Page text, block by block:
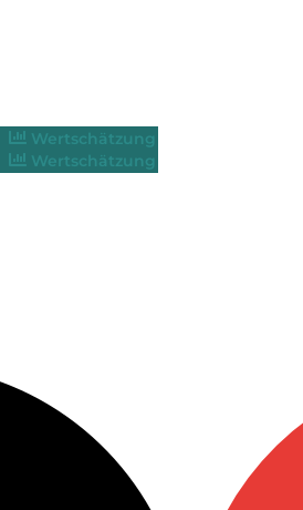
Wertschätzung
Wertschätzung